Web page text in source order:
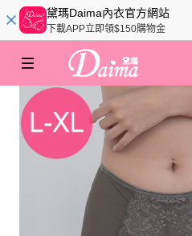
黛瑪Daima內衣官方網站
下載APP立即領$150購物金